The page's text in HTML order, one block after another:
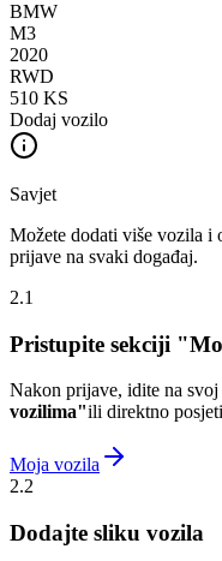
BMW
M3
2020
RWD
510 KS
Dodaj vozilo
Savjet
Možete dodati više vozila i
prijave na svaki događaj.
2.1
Pristupite sekciji
Nakon prijave, idite na svoj
vozilima"ili direktno
Moja vozila
2.2
Dodajte sliku vozila